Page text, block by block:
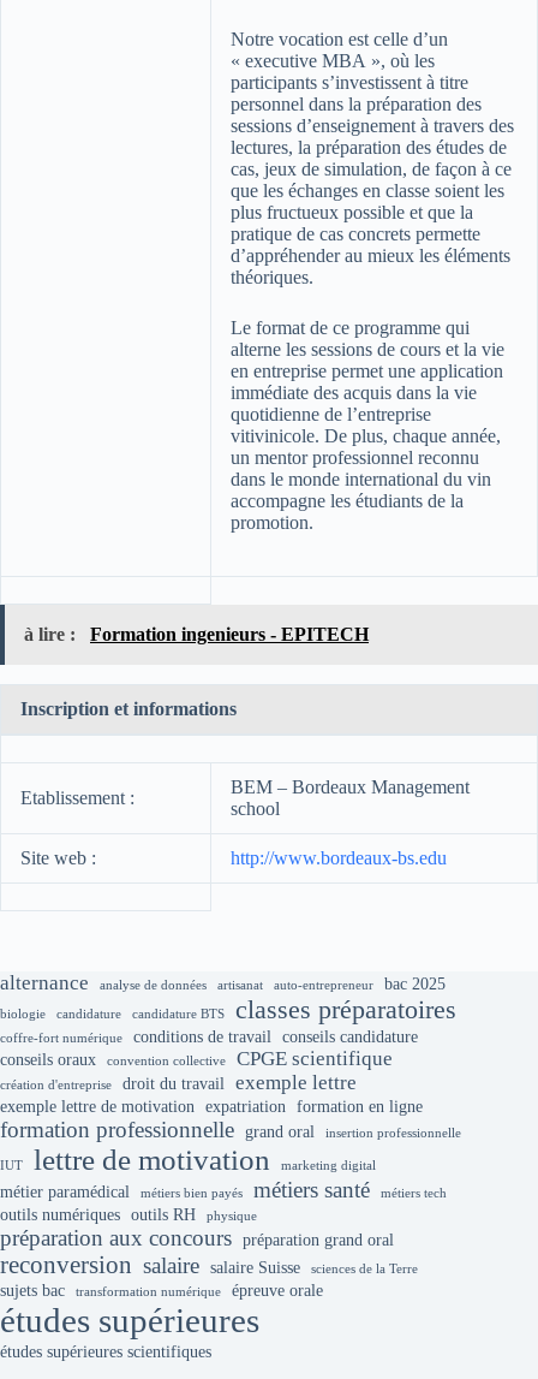
Notre vocation est celle d’un
« executive MBA », où les
participants s’investissent à titre
personnel dans la préparation des
sessions d’enseignement à travers des
lectures, la préparation des études de
cas, jeux de simulation, de façon à ce
que les échanges en classe soient les
plus fructueux possible et que la
pratique de cas concrets permette
d’appréhender au mieux les éléments
théoriques.
Le format de ce programme qui
alterne les sessions de cours et la vie
en entreprise permet une application
immédiate des acquis dans la vie
quotidienne de l’entreprise
vitivinicole. De plus, chaque année,
un mentor professionnel reconnu
dans le monde international du vin
accompagne les étudiants de la
promotion.
à lire : Formation ingenieurs - EPITECH
Inscription et informations
Etablissement :
BEM – Bordeaux Management
school
Site web : http://www.bordeaux-bs.edu
alternance analyse de données artisanat auto-entrepreneur bac 2025
biologie candidature candidature BTS classes préparatoires
coffre-fort numérique conditions de travail conseils candidature
conseils oraux
convention collective CPGE scientifique
création d'entreprise droit du travail exemple lettre
exemple lettre de motivation expatriation formation en ligne
formation professionnelle grand oral insertion professionnelle
IUT lettre de motivation marketing digital
métier paramédical métiers bien payés métiers santé métiers tech
outils numériques outils RH physique
préparation aux concours préparation grand oral
reconversion salaire salaire Suisse sciences de la Terre
sujets bac transformation numérique épreuve orale
études supérieures
études supérieures scientifiques